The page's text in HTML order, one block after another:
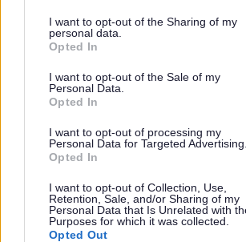
I want to opt-out of the Sharing of my
personal data.
Opted In
I want to opt-out of the Sale of my
Personal Data.
Opted In
I want to opt-out of processing my
Personal Data for Targeted Advertising.
Opted In
I want to opt-out of Collection, Use,
Retention, Sale, and/or Sharing of my
Personal Data that Is Unrelated with
Purposes for which it was collected.
Opted Out
Cynlluniau disgownt staff a
Gweithio hyblyg a pholisïau sy'n
deuluoedd
Mynediad at gymorth iechyd a